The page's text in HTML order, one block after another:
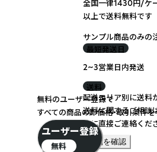
全国一律1430円/ケ
以上で送料無料です
サンプル商品のみの
最短発送日
2~3営業日内発送
送料
配送エリア別に送料
送料に関するご相談
元に直接ご連絡くだ
詳細を確認
無料のユーザー登録で
すべての商品の卸価格・取引条件
ユーザー登録
無料